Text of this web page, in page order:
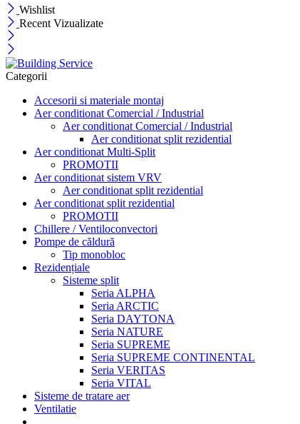
Wishlist
Recent Vizualizate
Categorii
Accesorii si materiale montaj
Aer conditionat Comercial / Industrial
Aer conditionat Comercial / Industrial
Aer conditionat split rezidential
Aer conditionat Multi-Split
PROMOTII
Aer conditionat sistem VRV
Aer conditionat split rezidential
Aer conditionat split rezidential
PROMOTII
Chillere / Ventiloconvectori
Pompe de căldură
Tip monobloc
Rezidențiale
Sisteme split
Seria ALPHA
Seria ARCTIC
Seria DAYTONA
Seria NATURE
Seria SUPREME
Seria SUPREME CONTINENTAL
Seria VERITAS
Seria VITAL
Sisteme de tratare aer
Ventilatie